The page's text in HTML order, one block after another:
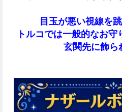
目玉が悪い視線を
トルコでは一般的なお守
玄関先に飾ら